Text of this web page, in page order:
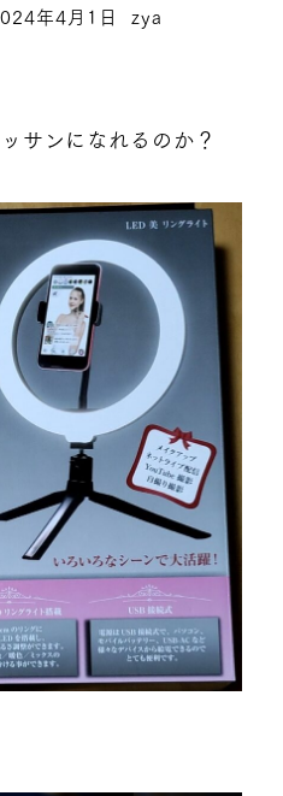
年4月1日
著
zya
サンになれるのか？